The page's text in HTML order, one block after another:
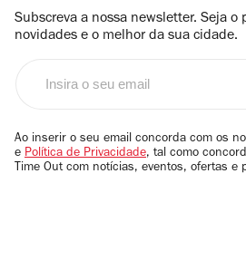
Subscreva a nossa newsletter. Seja o
novidades e o melhor da sua cidade.
email
Ao inserir o seu email concorda com os
e Política de Privacidade, tal como
Time Out com notícias, eventos, ofertas e